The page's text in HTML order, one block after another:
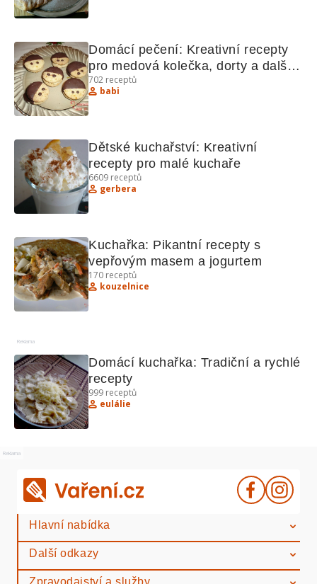
Domácí pečení: Kreativní recepty
pro medová kolečka, dorty a další
lahodnosti
702 receptů
babi
Dětské kuchařství: Kreativní
recepty pro malé kuchaře
6609 receptů
gerbera
Kuchařka: Pikantní recepty s
vepřovým masem a jogurtem
170 receptů
kouzelnice
Reklama
Domácí kuchařka: Tradiční a rychlé
recepty
999 receptů
eulálie
Reklama
Hlavní nabídka
Další odkazy
Zpravodajství a služby